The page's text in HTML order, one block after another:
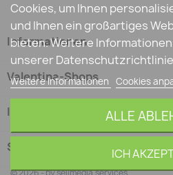
Informationen
Valentina-Shops
Ihr Konto
Shop-Einstellungen
Cookies, um Ihnen
und Ihnen ein großartiges
bieten. Weitere
unserer
Weitere Informationen Cookies
ALLE
ICH
© 2026 - by sellmedia.services